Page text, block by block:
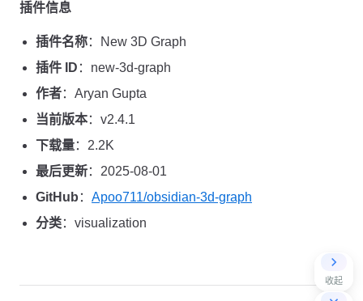
收起
插件信息
插件名称：New 3D Graph
插件 ID ：new-3d-graph
作者：Aryan Gupta
当前版本：v2.4.1
下载量：2.2K
最后更新：2025-08-01
GitHub ： Apoo711/obsidian-3d-graph
分类：visualization